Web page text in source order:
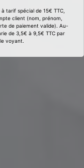
tarif spécial de 15€ TTC,
client (nom, prénom,
de paiement valide). Au-
de 3,5€ à 9,5€ TTC par
voyant.